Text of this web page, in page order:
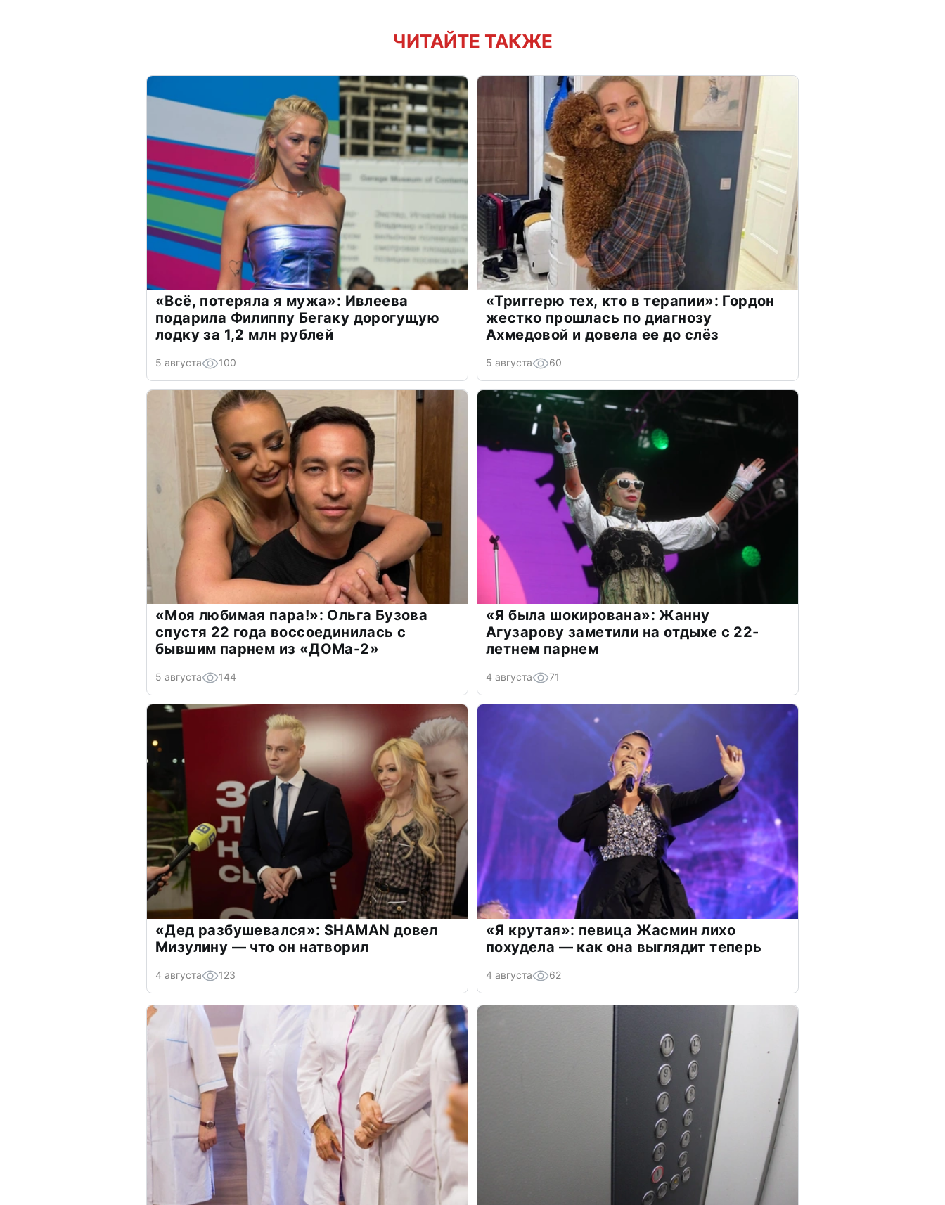
ЧИТАЙТЕ ТАКЖЕ
«Всё, потеряла я мужа»: Ивлеева
подарила Филиппу Бегаку дорогущую
лодку за 1,2 млн рублей
5 августа 100
«Триггерю тех, кто в терапии»: Гордон
жестко прошлась по диагнозу
Ахмедовой и довела ее до слёз
5 августа 60
«Моя любимая пара!»: Ольга Бузова
спустя 22 года воссоединилась с
бывшим парнем из «ДОМа-2»
5 августа 144
«Я была шокирована»: Жанну
Агузарову заметили на отдыхе с 22-
летнем парнем
4 августа 71
«Дед разбушевался»: SHAMAN довел
Мизулину — что он натворил
4 августа 123
«Я крутая»: певица Жасмин лихо
похудела — как она выглядит теперь
4 августа 62